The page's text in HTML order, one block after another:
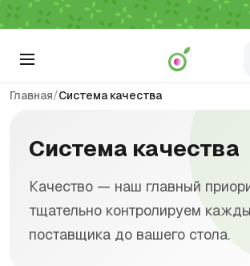
Главная/Система качества
Система качества
Качество — наш главный
тщательно контролируем
поставщика до вашего стола.